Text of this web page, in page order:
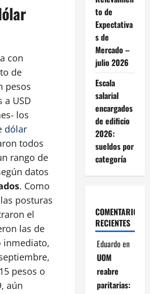
con
de
pesos
a USD
los
dólar
todos
rango de
datos
. Como
posturas
el
las de
inmediato,
pesos o
aún
to de
Expectativa
s de
Mercado –
julio 2026
Escala
salarial
encargados
de edificio
2026:
sueldos por
categoría
COMENTARIOS
RECIENTES
Eduardo en
UOM
reabre
paritarias: